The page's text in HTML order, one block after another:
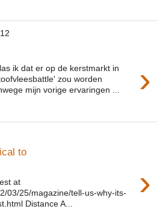
›
ik dat er op de kerstmarkt in
zou worden
mijn vorige ervaringen ...
to
›
at
03/25/magazine/tell-us-why-its-
Distance A...